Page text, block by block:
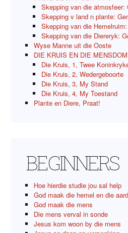
Skepping van die atmosfeer:
Skepping v land n plante:
Skepping van die
Skepping van die Diereryk:
Wyse Manne uit die Ooste
DIE KRUIS EN DIE MENSDOM
Die Kruis, 1, Twee
Die Kruis, 2, Wedergeboorte
Die Kruis, 3, My Stand
Die Kruis, 4, My Toestand
Plante en Diere, Praat!
BEGINNERS
Hoe hierdie studie jou sal help
God maak die hemel en die
God maak die mens
Die mens verval in sonde
Jesus kom woon by die mens